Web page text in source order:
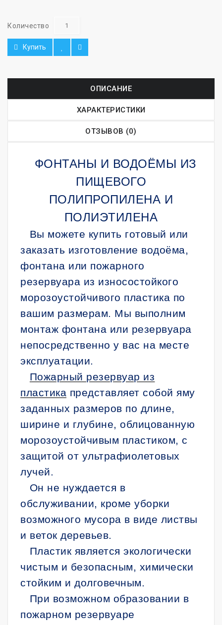
Количество
Купить
ОПИСАНИЕ
ХАРАКТЕРИСТИКИ
ОТЗЫВОВ (0)
ФОНТАНЫ И ВОДОЁМЫ ИЗ
ПИЩЕВОГО
ПОЛИПРОПИЛЕНА И
ПОЛИЭТИЛЕНА
Вы можете купить готовый или
заказать изготовление водоёма,
фонтана или пожарного
резервуара из износостойкого
морозоустойчивого пластика по
вашим размерам. Мы выполним
монтаж фонтана или резервуара
непосредственно у вас на месте
эксплуатации.
Пожарный резервуар из
пластика представляет собой яму
заданных размеров по длине,
ширине и глубине, облицованную
морозоустойчивым пластиком, с
защитой от ультрафиолетовых
лучей.
Он не нуждается в
обслуживании, кроме уборки
возможного мусора в виде листвы
и веток деревьев.
Пластик является экологически
чистым и безопасным, химически
стойким и долговечным.
При возможном образовании в
пожарном резервуаре